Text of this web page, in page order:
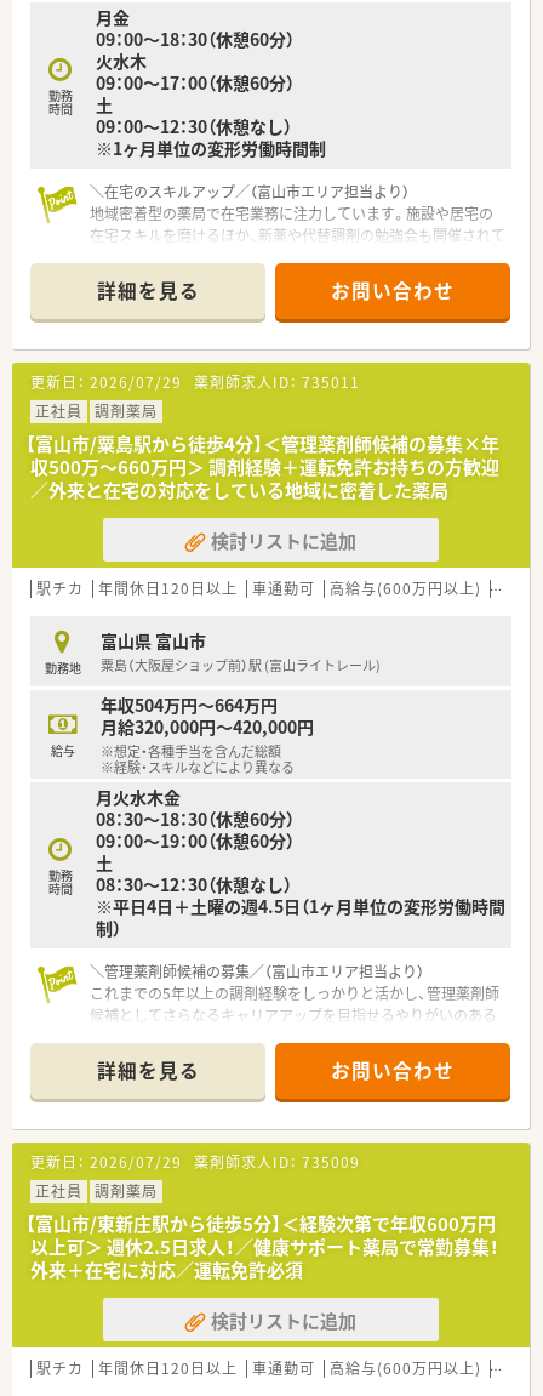
支援や学会参加費用の補助を行っています。
勤務
時間
月金
09：00～18：30（休憩60分）
火水木
09：00～17：00（休憩60分）
土
09：00～12：30（休憩なし）
※1ヶ月単位の変形労働時間制
＼在宅のスキルアップ／（富山市エリア担当より）
地域密着型の薬局で在宅業務に注力しています。施設や居宅の
在宅スキルを磨けるほか、新薬や代替調剤の勉強会も開催されて
＊------------------------------------------＊
【店舗情報と応需状況について】
■最寄り駅である水橋駅からは車で6分ほどの距離に位置してお
り、マイカー通勤が可能で毎日の通勤も快適におこなえます。
■近隣の診療所から内科や整形外科をはじめ総合科目の処方箋
を1日平均60枚ほど応需しており幅広い経験を積むことができ
ます。
■薬剤師は常勤2名と非常勤2名が在籍し常時3名から4名体制で
業務にあたっており、事務員も2名配置されサポート体制は万全
です。
【法人特徴について】
■富山県内において地域密着型の調剤薬局を4店舗展開してお
り、地域の皆様の健康を支える身近な存在として信頼を集めてい
■外来調剤のみならず施設や居宅の在宅業務にも積極的に注力
しており、これからの地域医療を担う重要な役割を果たしており
ます。
■従業員が長く安心して働ける環境づくりを推進しており、手厚
い福利厚生や独自の教育制度を設けるなど人財育成にも熱心で
す。
■地域住民の幅広いニーズに応えるため近隣の医療機関と密接
に連携し、円滑な医療サービスの提供に向けた体制を構築してい
ます。
■新薬の登場や制度変更にも迅速に対応できるよう定期的に勉
強会を開催し、スタッフ全員で知識の共有と向上を図っていま
す。
■患者様がご自宅や施設でも安心して療養生活を送れるよう訪
す。
詳細を見る お問い合わせ
更新日： 2026/07/29 薬剤師求人ID： 735011
正社員
調剤薬局
【富山市/粟島駅から徒歩4分】＜管理薬剤師候補の募集×年
収500万～660万円＞ 調剤経験＋運転免許お持ちの方歓迎
／外来と在宅の対応をしている地域に密着した薬局
検討リストに追加
駅チカ 年間休日120日以上 車通勤可 高給与(600万円以上) 管理
勤務地
富山県 富山市
粟島（大阪屋ショップ前）駅 (富山ライトレール)
給与
年収504万円～664万円
月給320,000円～420,000円
※想定・各種手当を含んだ総額
※経験・スキルなどにより異なる
勤務
時間
月火水木金
08：30～18：30（休憩60分）
09：00～19：00（休憩60分）
土
08：30～12：30（休憩なし）
※平日4日＋土曜の週4.5日（1ヶ月単位の変形労働時間
制）
＼管理薬剤師候補の募集／（富山市エリア担当より）
これまでの5年以上の調剤経験をしっかりと活かし、管理薬剤師
候補としてさらなるキャリアアップを目指せるやりがいのある
＊------------------------------------------＊
【店舗情報と応需状況について】
■最寄り駅である粟島（大阪屋ショップ前）駅から徒歩4分という
好立地にあり、毎日の通勤負担を大幅に軽減できる環境です。
■眼科や内科や循環器科などの処方箋を1日あたり40枚から50
枚ほど応需しており、着実なスキルアップが見込めます。
■常勤薬剤師が2名と非常勤薬剤師が4名在籍しており、複数名
体制によるきめ細やかなサポートのもとで業務に取り組めま
す。
【法人特徴について】
■富山県を中心として地域に密着した調剤薬局を合計5店舗展開
しており、安定した経営基盤と地域への貢献を両立しています。
■地域の皆様に信頼されるかかりつけ薬局を目指しており、近隣
詳細を見る お問い合わせ
更新日： 2026/07/29 薬剤師求人ID： 735009
正社員
調剤薬局
【富山市/東新庄駅から徒歩5分】＜経験次第で年収600万円
以上可＞ 週休2.5日求人！／健康サポート薬局で常勤募集！
外来＋在宅に対応／運転免許必須
検討リストに追加
駅チカ 年間休日120日以上 車通勤可 高給与(600万円以上) シフ